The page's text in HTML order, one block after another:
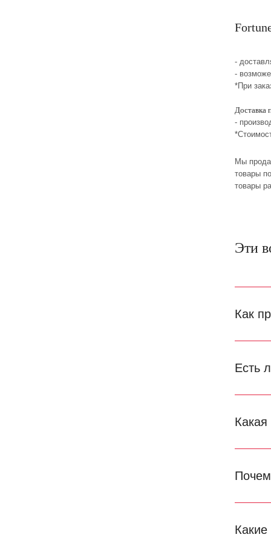
-
-
*При
Доставка
-
Мы
товары
товары
Эти
Как
Есть
Какая